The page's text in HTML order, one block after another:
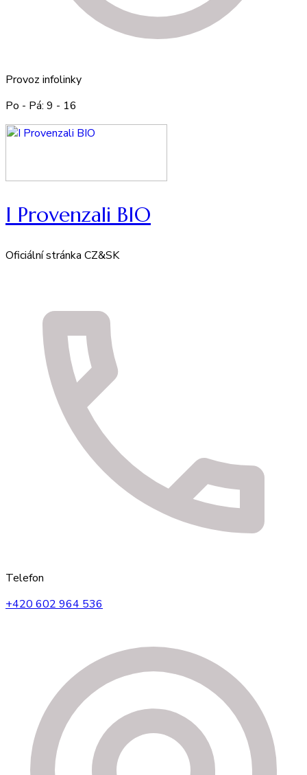
Provoz infolinky
Po - Pá: 9 - 16
I Provenzali BIO
Oficiální stránka CZ&SK
Telefon
+420 602 964 536